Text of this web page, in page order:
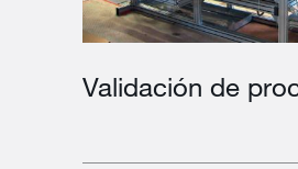
Validación de